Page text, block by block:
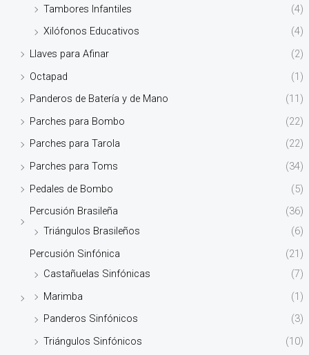
Tambores Infantiles
(4)
Xilófonos Educativos
(4)
Llaves para Afinar
(2)
Octapad
(1)
Panderos de Batería y de Mano
(11)
Parches para Bombo
(22)
Parches para Tarola
(22)
Parches para Toms
(34)
Pedales de Bombo
(5)
Percusión Brasileña
(36)
Triángulos Brasileños
(6)
Percusión Sinfónica
(21)
Castañuelas Sinfónicas
(7)
Marimba
(1)
Panderos Sinfónicos
(3)
Triángulos Sinfónicos
(10)